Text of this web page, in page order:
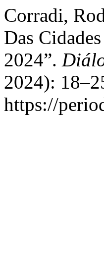
Corradi,
Das
2024”.
2024):
https://